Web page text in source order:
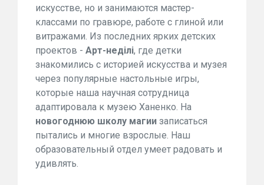
искусстве, но и занимаются мастер-
классами по гравюре, работе с глиной или
витражами. Из последних ярких детских
проектов - Арт-неділі, где детки
знакомились с историей искусства и музея
через популярные настольные игры,
которые наша научная сотрудница
адаптировала к музею Ханенко. На
новогоднюю школу магии записаться
пытались и многие взрослые. Наш
образовательный отдел умеет радовать и
удивлять.